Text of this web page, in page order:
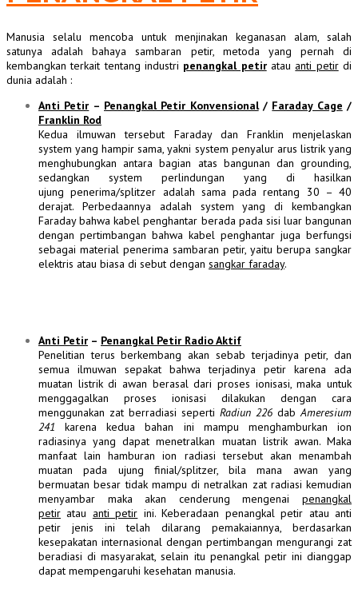
Manusia selalu mencoba untuk menjinakan keganasan alam, salah
satunya adalah bahaya sambaran petir, metoda yang pernah di
kembangkan terkait tentang industri penangkal petiratau anti petirdi
dunia adalah :
Anti Petir – Penangkal Petir Konvensional/ Faraday Cage /
Franklin Rod
Kedua ilmuwan tersebut Faraday dan Franklin menjelaskan
system yang hampir sama, yakni system penyalur arus listrik yang
menghubungkan antara bagian atas bangunan dan grounding,
sedangkan system perlindungan yang di hasilkan
ujung penerima/splitzer adalah sama pada rentang 30 – 40
derajat. Perbedaannya adalah system yang di kembangkan
Faraday bahwa kabel penghantar berada pada sisi luar bangunan
dengan pertimbangan bahwa kabel penghantar juga berfungsi
sebagai material penerima sambaran petir, yaitu berupa sangkar
elektris atau biasa di sebut dengan sangkar faraday.
Anti Petir – Penangkal Petir Radio Aktif
Penelitian terus berkembang akan sebab terjadinya petir, dan
semua ilmuwan sepakat bahwa terjadinya petir karena ada
muatan listrik di awan berasal dari proses ionisasi, maka untuk
menggagalkan proses ionisasi dilakukan dengan cara
menggunakan zat berradiasi seperti Radiun 226 dab Ameresium
241 karena kedua bahan ini mampu menghamburkan ion
radiasinya yang dapat menetralkan muatan listrik awan. Maka
manfaat lain hamburan ion radiasi tersebut akan menambah
muatan pada ujung finial/splitzer, bila mana awan yang
bermuatan besar tidak mampu di netralkan zat radiasi kemudian
menyambar maka akan cenderung mengenai penangkal
petir atau anti petir ini. Keberadaan penangkal petir atau anti
petir jenis ini telah dilarang pemakaiannya, berdasarkan
kesepakatan internasional dengan pertimbangan mengurangi zat
beradiasi di masyarakat, selain itu penangkal petir ini dianggap
dapat mempengaruhi kesehatan manusia.